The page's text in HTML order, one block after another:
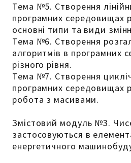
Тема №5. Створення
програмних середовищах
основні типи та види
Тема №6. Створення
алгоритмів в програмних
різного рівня.
Тема №7. Створення
програмних середовищах
робота з масивами.
Змістовий модуль №3.
застосовуються в
енергетичного